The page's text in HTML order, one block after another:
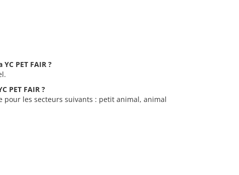
PET FAIR ?
PET FAIR ?
pour les secteurs suivants : petit animal, animal